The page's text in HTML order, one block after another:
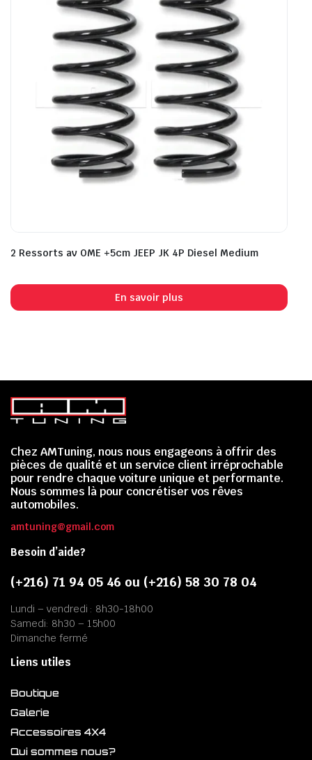
2 Ressorts av OME +5cm JEEP JK 4P Diesel Medium
En savoir plus
Chez AMTuning, nous nous engageons à offrir des
pièces de qualité et un service client irréprochable
pour rendre chaque voiture unique et performante.
Nous sommes là pour concrétiser vos rêves
automobiles.
amtuning@gmail.com
Besoin d’aide?
(+216) 71 94 05 46 ou (+216) 58 30 78 04
Lundi – vendredi : 8h30-18h00
Samedi: 8h30 – 15h00
Dimanche fermé
Liens utiles
Boutique
Galerie
Accessoires 4X4
Qui sommes nous?